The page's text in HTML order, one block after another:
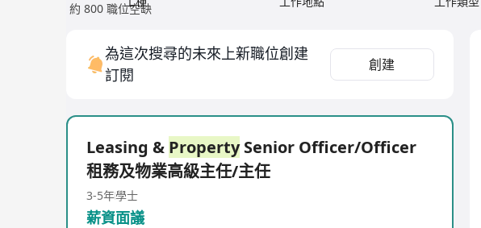
約 800 職位空缺
為這次搜尋的未來上新職位創建
訂閱
創建
Leasing & PropertySenior Officer/Officer
租務及物業高級主任/主任
3-5年學士
薪資面議